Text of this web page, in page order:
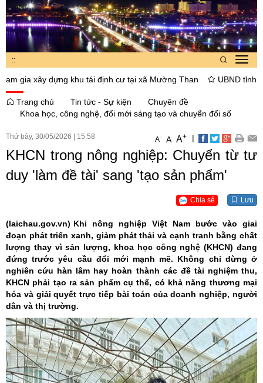
::
xây dựng khu tái định cư tại xã Mường Than UBND tỉnh Lai
Trang chủ Tin tức - Sự kiện
Chuyên đề
Khoa học, công nghệ, đổi mới sáng tạo và chuyển đổi số
Thứ bảy, 30/05/2026 15:58 A- A A+ |
KHCN trong nông nghiệp: Chuyển từ tư
duy 'làm đề tài' sang 'tạo sản phẩm'
Chia sẻ Lưu
(laichau.gov.vn) Khi nông nghiệp Việt Nam bước vào giai
đoạn phát triển xanh, giảm phát thải và cạnh tranh bằng chất
lượng thay vì sản lượng, khoa học công nghệ (KHCN) đang
đứng trước yêu cầu đổi mới mạnh mẽ. Không chỉ dừng ở
nghiên cứu hàn lâm hay hoàn thành các đề tài nghiệm thu,
KHCN phải tạo ra sản phẩm cụ thể, có khả năng thương mại
hóa và giải quyết trực tiếp bài toán của doanh nghiệp, người
dân và thị trường.